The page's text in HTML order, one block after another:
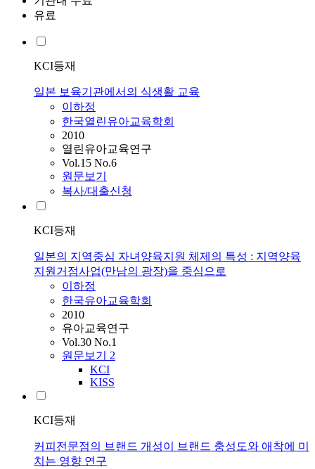
유료
KCI등재
일본 보육기관에서의 식생활 교육
이하정
한국열린유아교육학회
2010
열린유아교육연구
Vol.15 No.6
원문보기
복사/대출신청
KCI등재
일본의 지역중심 자녀양육지원 체제의 특성 : 지역양육
지원거점사업(만남의 광장)을 중심으로
이하정
한국유아교육학회
2010
유아교육연구
Vol.30 No.1
원문보기 2
KCI
KISS
KCI등재
커피전문점의 브랜드 개성이 브랜드 충성도와 애착에 미
치는 영향 연구